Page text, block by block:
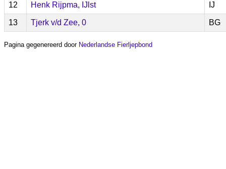
12 Henk Rijpma, IJlst IJ
13 Tjerk v/d Zee, 0 BG
Pagina gegenereerd door Nederlandse Fierljepbond